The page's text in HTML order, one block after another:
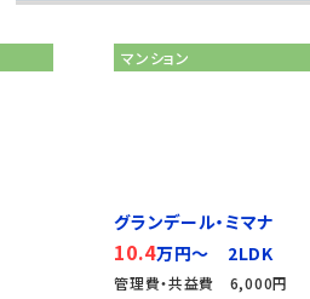
セント
5万円
管理費